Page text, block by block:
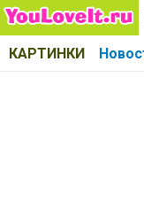
КАРТИНКИ